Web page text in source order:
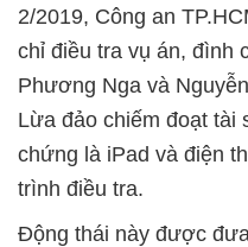
2/2019, Công an
chỉ điều tra vụ án, đình
Phương Nga và
Lừa đảo chiếm đoạt tài
chứng là iPad và điện
trình điều tra.
Động thái này được